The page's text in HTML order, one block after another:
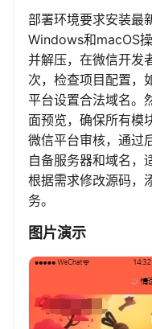
部署环境要求安装最
Windows和macOS
并解压，在微信开发
次，检查项目配置，
平台设置合法域名。
面预览，确保所有模
微信平台审核，通过
自备服务器和域名，
根据需求修改源码，
务。
图片演示